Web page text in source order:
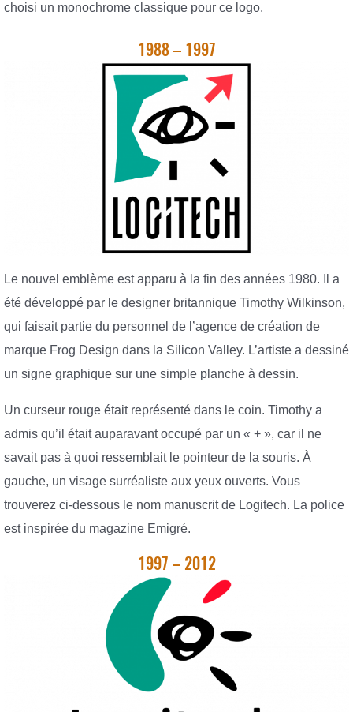
choisi un monochrome classique pour ce logo.
1988 – 1997
Le nouvel emblème est apparu à la fin des années 1980. Il a
été développé par le designer britannique Timothy Wilkinson,
qui faisait partie du personnel de l’agence de création de
marque Frog Design dans la Silicon Valley. L’artiste a dessiné
un signe graphique sur une simple planche à dessin.
Un curseur rouge était représenté dans le coin. Timothy a
admis qu’il était auparavant occupé par un « + », car il ne
savait pas à quoi ressemblait le pointeur de la souris. À
gauche, un visage surréaliste aux yeux ouverts. Vous
trouverez ci-dessous le nom manuscrit de Logitech. La police
est inspirée du magazine Emigré.
1997 – 2012